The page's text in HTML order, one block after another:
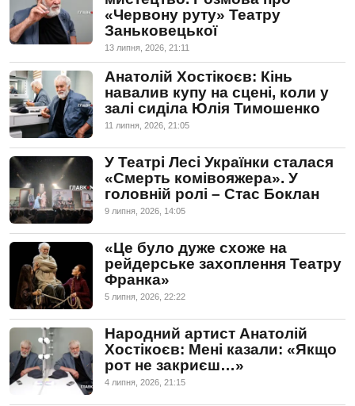
«Червону руту» Театру
Заньковецької
13 липня, 2026, 21:11
Анатолій Хостікоєв: Кінь
навалив купу на сцені, коли у
залі сиділа Юлія Тимошенко
11 липня, 2026, 21:05
У Театрі Лесі Українки сталася
«Смерть комівояжера». У
головній ролі – Стас Боклан
9 липня, 2026, 14:05
«Це було дуже схоже на
рейдерське захоплення Театру
Франка»
5 липня, 2026, 22:22
Народний артист Анатолій
Хостікоєв: Мені казали: «Якщо
рот не закриєш…»
4 липня, 2026, 21:15